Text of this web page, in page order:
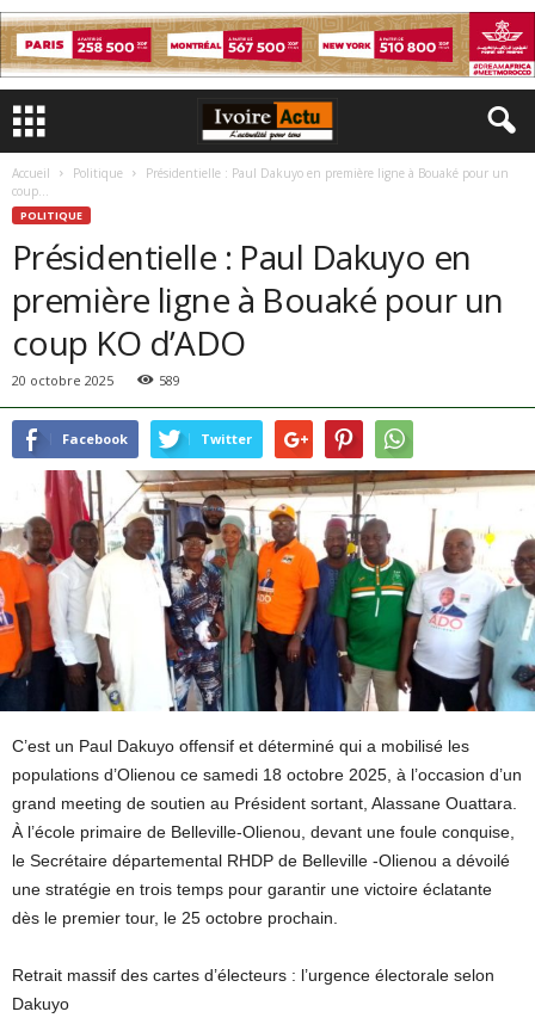
Accueil Politique
Présidentielle : Paul Dakuyo en première ligne à Bouaké pour un
coup...
POLITIQUE
Présidentielle : Paul Dakuyo en
première ligne à Bouaké pour un
coup KO d’ADO
20 octobre 2025 589
Facebook Twitter
C’est un Paul Dakuyo offensif et déterminé qui a mobilisé les
populations d’Olienou ce samedi 18 octobre 2025, à l’occasion d’un
grand meeting de soutien au Président sortant, Alassane Ouattara.
À l’école primaire de Belleville-Olienou, devant une foule conquise,
le Secrétaire départemental RHDP de Belleville -Olienou a dévoilé
une stratégie en trois temps pour garantir une victoire éclatante
dès le premier tour, le 25 octobre prochain.
Retrait massif des cartes d’électeurs : l’urgence électorale selon
Dakuyo